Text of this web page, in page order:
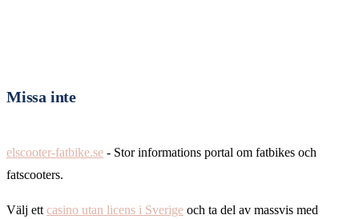
Missa inte
elscooter-fatbike.se - Stor informations portal om fatbikes och
fatscooters.
Välj ett casino utan licens i Sverige och ta del av massvis med